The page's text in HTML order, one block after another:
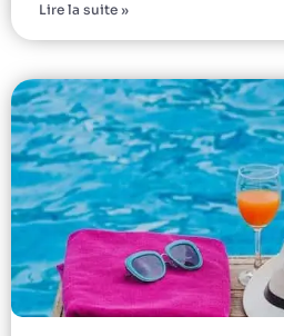
Lire la suite »